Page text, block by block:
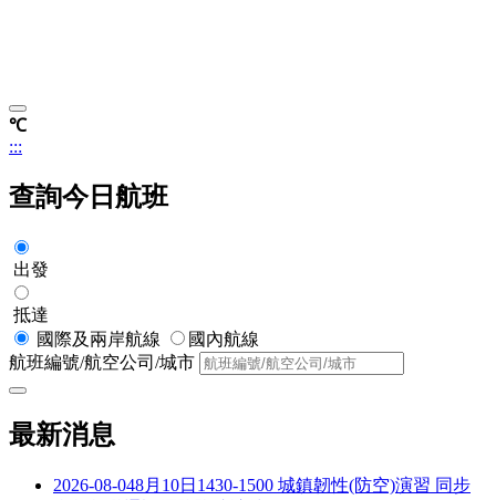
℃
:::
查詢今日航班
出發
抵達
國際及兩岸航線
國內航線
航班編號/航空公司/城市
最新消息
2026-08-048月10日1430-1500 城鎮韌性(防空)演習 同步